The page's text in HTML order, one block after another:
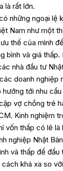
là rất lớn.
những ngoại lệ
Nam như một
thế của mình
bình và giá
nhà đầu tư
doanh nghiệp
hướng tới nhu
vợ chồng trẻ
Kinh nghiệm
vốn thấp có lẽ là
nghiệp Nhật
và thấp để đầu
cách khá xa so